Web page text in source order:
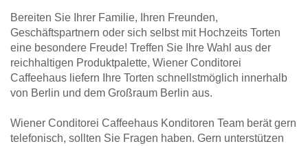
Bereiten Sie Ihrer Familie, Ihren Freunden,
Geschäftspartnern oder sich selbst mit Hochzeits Torten
eine besondere Freude! Treffen Sie Ihre Wahl aus der
reichhaltigen Produktpalette, Wiener Conditorei
Caffeehaus liefern Ihre Torten schnellstmöglich innerhalb
von Berlin und dem Großraum Berlin aus.
Wiener Conditorei Caffeehaus Konditoren Team berät gern
telefonisch, sollten Sie Fragen haben. Gern unterstützen